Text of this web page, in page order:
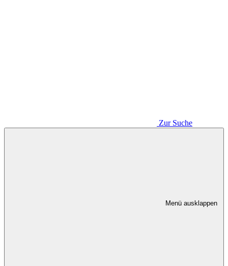
Zur Suche
Menü ausklappen